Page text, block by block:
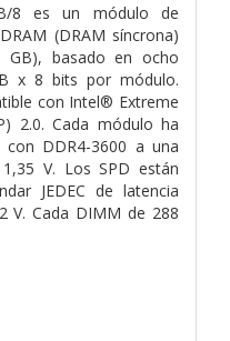
8 es un módulo de
(DRAM síncrona)
basado en ocho
x 8 bits por módulo.
con Intel® Extreme
2.0. Cada módulo ha
DDR4-3600 a una
V. Los SPD están
JEDEC de latencia
V. Cada DIMM de 288